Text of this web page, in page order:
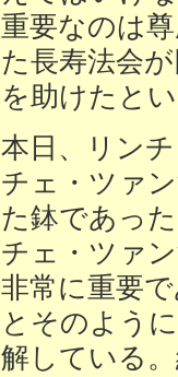
重要なのは
た長寿法会
を助けたと
本日、リン
チェ・ツァ
た鉢であっ
チェ・ツァ
非常に重要
とそのよう
解している